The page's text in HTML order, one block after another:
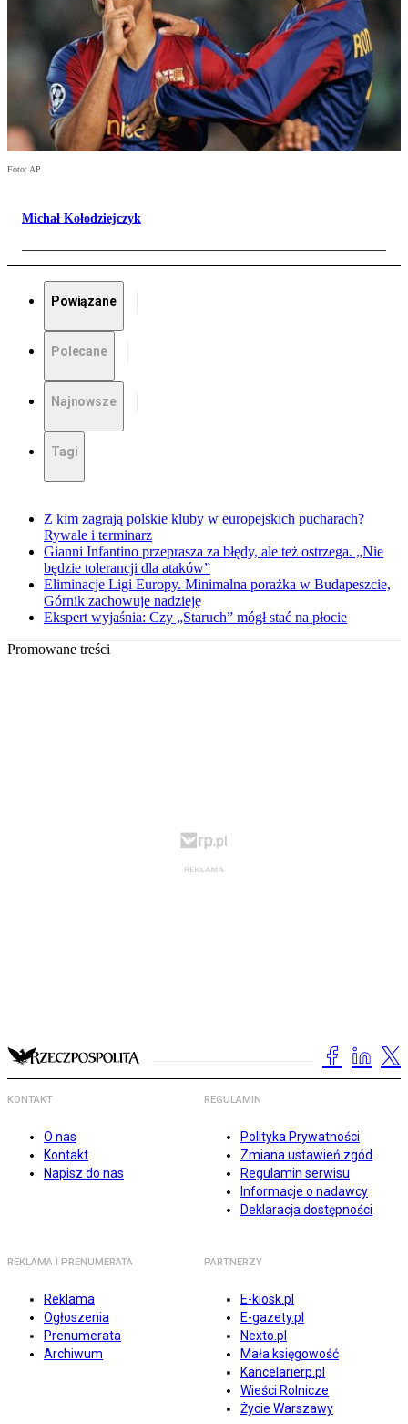
Foto: AP
Michał Kołodziejczyk
Powiązane
Polecane
Najnowsze
Tagi
Z kim zagrają polskie kluby w europejskich pucharach?
Rywale i terminarz
Gianni Infantino przeprasza za błędy, ale też ostrzega. „Nie
będzie tolerancji dla ataków”
Eliminacje Ligi Europy. Minimalna porażka w Budapeszcie,
Górnik zachowuje nadzieję
Ekspert wyjaśnia: Czy „Staruch” mógł stać na płocie
Promowane treści
KONTAKT
O nas
Kontakt
Napisz do nas
REGULAMIN
Polityka Prywatności
Zmiana ustawień zgód
Regulamin serwisu
Informacje o nadawcy
Deklaracja dostępności
REKLAMA I PRENUMERATA
Reklama
Ogłoszenia
Prenumerata
Archiwum
PARTNERZY
E-kiosk.pl
E-gazety.pl
Nexto.pl
Mała księgowość
Kancelarierp.pl
Wieści Rolnicze
Życie Warszawy